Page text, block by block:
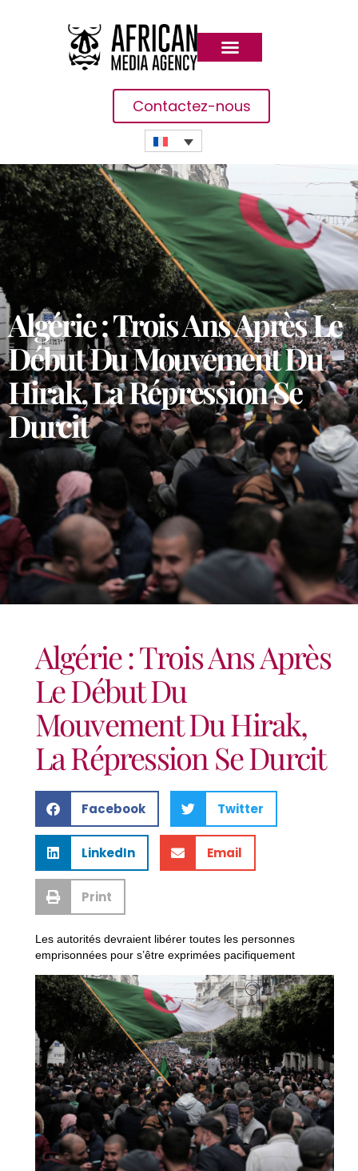
Contactez-nous
Algérie : Trois Ans Après Le
Début Du Mouvement Du
Hirak, La Répression Se
Durcit
Algérie : Trois Ans Après
Le Début Du
Mouvement Du Hirak,
La Répression Se Durcit
Facebook Twitter
LinkedIn Email
Print
Les autorités devraient libérer toutes les personnes
emprisonnées pour s’être exprimées pacifiquement